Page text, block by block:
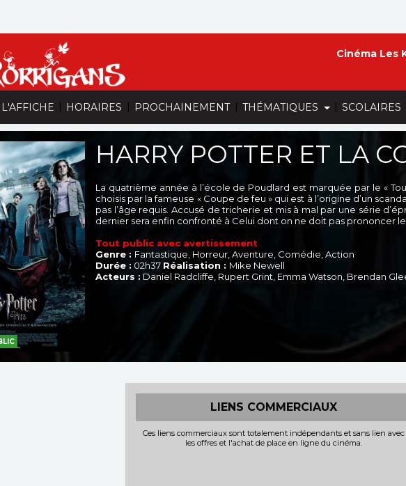
| HORAIRES | PROCHAINEMENT | THÉMATIQUES | SCOLAIRES
Cinéma Les
HARRY POTTER ET LA
La quatrième année à l’école de Poudlard est marquée par le «
choisis par la fameuse « Coupe de feu » qui est à l’origine d’un
pas l’âge requis. Accusé de tricherie et mis à mal par une série
dernier sera enfin confronté à Celui dont on ne doit pas prononcer le
Tout public avec avertissement
Genre : Fantastique, Horreur, Aventure, Comédie, Action
Durée : 02h37 Réalisation : Mike Newell
Acteurs : Daniel Radcliffe, Rupert Grint, Emma Watson, Brendan
LIENS COMMERCIAUX
Ces liens commerciaux sont totalement indépendants et sans lien avec
les offres et l'achat de place en ligne du cinéma.